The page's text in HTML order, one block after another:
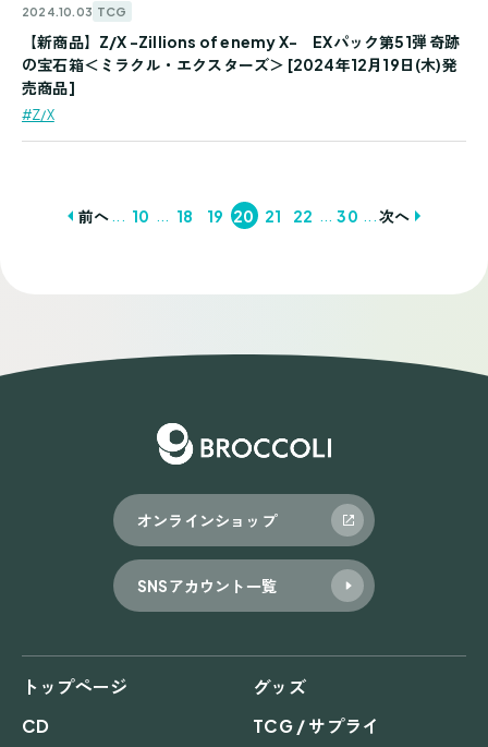
2024.10.03 TCG
#Z/X
【新商品】Z/X -Zillions of enemy X- EXパック第51弾 奇跡
の宝石箱＜ミラクル・エクスターズ＞ [2024年12月19日(木)発
売商品]
ゲ
前へ 10 18 19 20 21 22 30 次へ
オンラインショップ
SNSアカウント一覧
トップページ
グッズ
CD
TCG / サプライ